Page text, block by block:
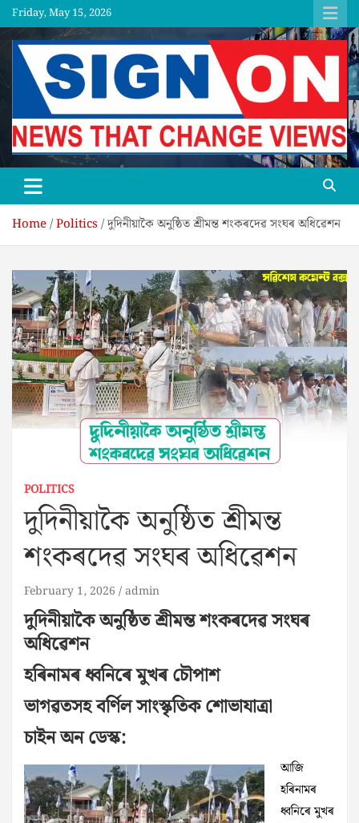
Skip
to
content
Friday, May 15, 2026
SGNON
Home Politics দুদিনীয়াকৈ অনুষ্ঠিত শ্ৰীমন্ত শংকৰদেৱ সংঘৰ অধিৱেশন
POLITICS
দুদিনীয়াকৈ অনুষ্ঠিত শ্ৰীমন্ত
শংকৰদেৱ সংঘৰ অধিৱেশন
February 1, 2026 admin
দুদিনীয়াকৈ অনুষ্ঠিত শ্ৰীমন্ত শংকৰদেৱ সংঘৰ
অধিৱেশন
হৰিনামৰ ধ্বনিৰে মুখৰ চৌপাশ
ভাগৱতসহ বৰ্ণিল সাংস্কৃতিক শোভাযাত্ৰা
চাইন অন ডেস্ক:
আজি
হৰিনামৰ
ধ্বনিৰে মুখৰ